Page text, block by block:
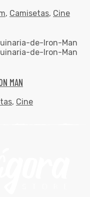
, Camisetas, Cine
MAN
, Cine